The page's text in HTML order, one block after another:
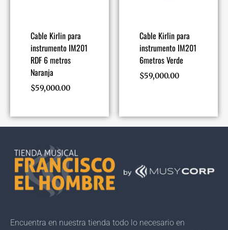
Cable Kirlin para
instrumento IM201
RDF 6 metros
Naranja
$59,000.00
Cable Kirlin para
instrumento IM201
6metros Verde
$59,000.00
Encuentra en nuestra tienda todo lo necesario en